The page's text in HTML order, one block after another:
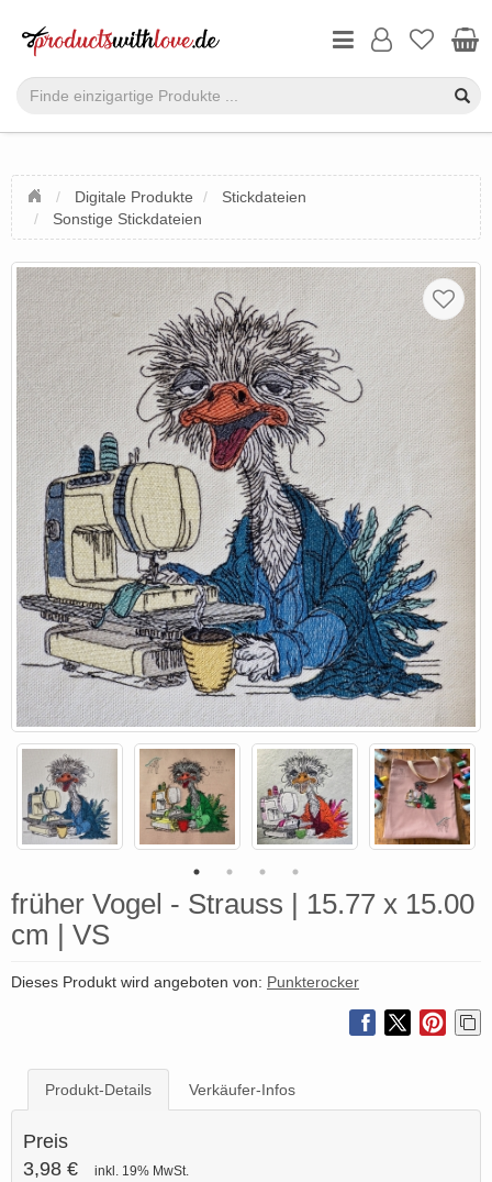
Digitale Produkte
Stickdateien
Sonstige Stickdateien
früher Vogel - Strauss | 15.77 x 15.00
cm | VS
Dieses Produkt wird angeboten von: Punkterocker
Produkt-Details Verkäufer-Infos
Preis
3,98 €
inkl. 19% MwSt.